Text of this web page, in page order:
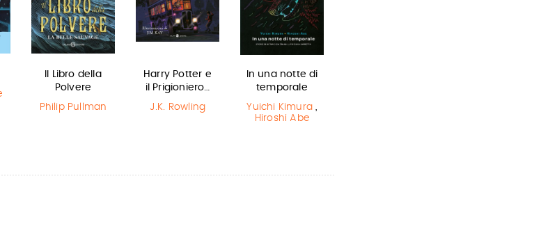
Il Libro della
Polvere
Philip Pullman
Harry Potter e
il Prigioniero…
J.K. Rowling
In una notte di
temporale
Yuichi Kimura ,
Hiroshi Abe